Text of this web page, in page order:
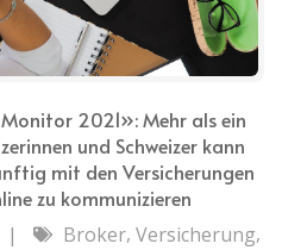
2021»: Mehr als ein
und Schweizer kann
mit den Versicherungen
zu kommunizieren
| Broker, Versicherung,